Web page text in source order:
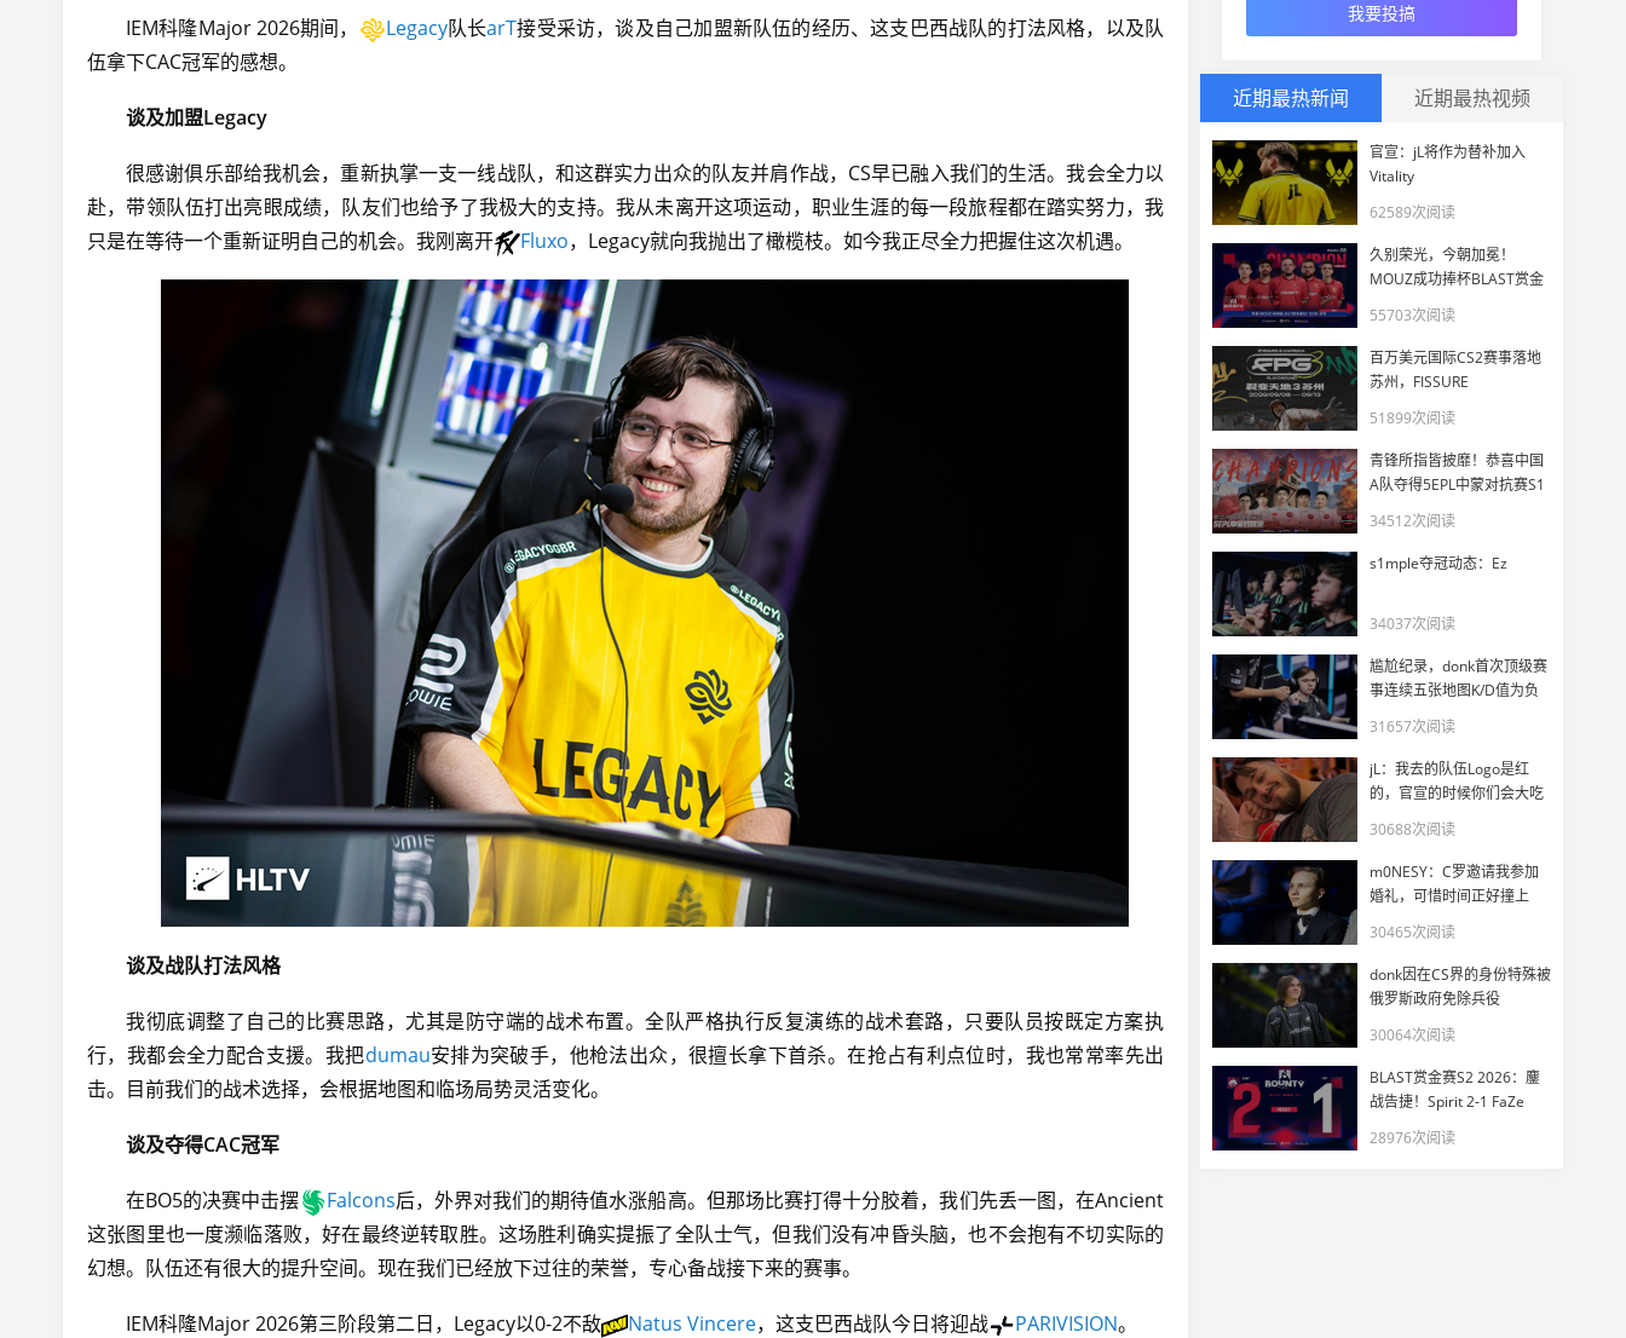
IEM科隆Major 2026期间， Legacy队长arT接受采访，谈及自己加盟新队伍的经历、这支巴西战队的打法风格，以及队
伍拿下CAC冠军的感想。
谈及加盟Legacy
很感谢俱乐部给我机会，重新执掌一支一线战队，和这群实力出众的队友并肩作战，CS早已融入我们的生活。我会全力以
赴，带领队伍打出亮眼成绩，队友们也给予了我极大的支持。我从未离开这项运动，职业生涯的每一段旅程都在踏实努力，我
只是在等待一个重新证明自己的机会。我刚离开
Fluxo，Legacy就向我抛出了橄榄枝。如今我正尽全力把握住这次机遇。
谈及战队打法风格
我彻底调整了自己的比赛思路，尤其是防守端的战术布置。全队严格执行反复演练的战术套路，只要队员按既定方案执
行，我都会全力配合支援。我把dumau安排为突破手，他枪法出众，很擅长拿下首杀。在抢占有利点位时，我也常常率先出
击。目前我们的战术选择，会根据地图和临场局势灵活变化。
谈及夺得CAC冠军
在BO5的决赛中击摆 Falcons后，外界对我们的期待值水涨船高。但那场比赛打得十分胶着，我们先丢一图，在Ancient
这张图里也一度濒临落败，好在最终逆转取胜。这场胜利确实提振了全队士气，但我们没有冲昏头脑，也不会抱有不切实际的
幻想。队伍还有很大的提升空间。现在我们已经放下过往的荣誉，专心备战接下来的赛事。
IEM科隆Major 2026第三阶段第二日，Legacy以0-2不敌 Natus Vincere，这支巴西战队今日将迎战 PARIVISION。
我要投搞
近期最热新闻 近期最热视频
官宣：jL将作为替补加入
Vitality
62589次阅读
久别荣光，今朝加冕！
MOUZ成功捧杯BLAST赏金
赛S2 2026
55703次阅读
百万美元国际CS2赛事落地
苏州，FISSURE
PLAYGROUND 3正式官宣
51899次阅读
青锋所指皆披靡！恭喜中国
A队夺得5EPL中蒙对抗赛S1
34512次阅读
s1mple夺冠动态：Ez
34037次阅读
尴尬纪录，donk首次顶级赛
事连续五张地图K/D值为负
31657次阅读
jL：我去的队伍Logo是红
的，官宣的时候你们会大吃
30688次阅读
m0NESY：C罗邀请我参加
婚礼，可惜时间正好撞上
30465次阅读
donk因在CS界的身份特殊被
俄罗斯政府免除兵役
30064次阅读
BLAST赏金赛S2 2026：鏖
战告捷！Spirit 2-1 FaZe
28976次阅读